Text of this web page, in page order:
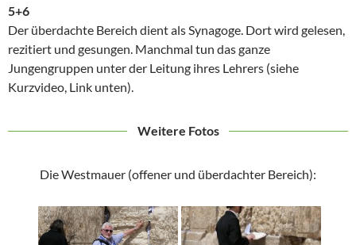
5+6
Der überdachte Bereich dient als Synagoge. Dort wird gelesen,
rezitiert und gesungen. Manchmal tun das ganze
Jungengruppen unter der Leitung ihres Lehrers (siehe
Kurzvideo, Link unten).
Weitere Fotos
Die Westmauer (offener und überdachter Bereich):